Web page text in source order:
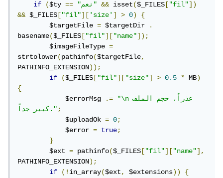
if
($ty == "نعم" && isset($_FILES ["fil"])
&& $_FILES ["fil"]['size'] > 0)
{
        $targetFile
= $targetDir .
basename($_FILES ["fil"]["name"]);
        $imageFileType
=
strtolower(pathinfo($targetFile,
PATHINFO_EXTENSION));
if
($_FILES ["fil"]["size"] > 0.5 * MB)
{
            $errorMsg
.=
"\nعذراً، حجم الملف
كبير جداً.";
            $uploadOk
= 0;
            $error
= true;
}
        $ext
= pathinfo($_FILES ["fil"]["name"],
PATHINFO_EXTENSION);
if
(!in_array($ext, $extensions))
{